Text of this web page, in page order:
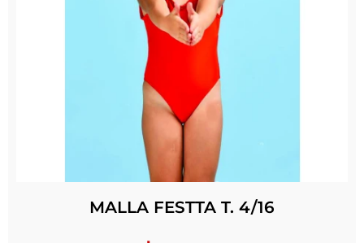
MALLA FESTTA T. 4/16